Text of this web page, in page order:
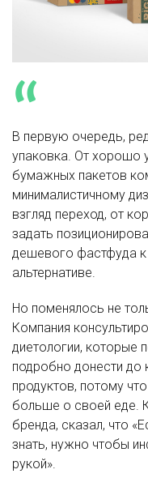
В первую очередь,
упаковка. От хорошо
бумажных пакетов
минималистичному
взгляд переход, от
задать
дешевого фастфуда
альтернативе.
Но поменялось не
Компания
диетологии, которые
подробно донести до
продуктов, потому
больше о своей еде.
бренда, сказал, что
знать, нужно чтобы
рукой».